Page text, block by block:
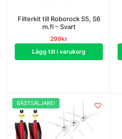
Filterkit till Roborock S5, S6
m.fl – Svart
299kr
Lägg till i varukorg
BÄSTSÄLJARE!